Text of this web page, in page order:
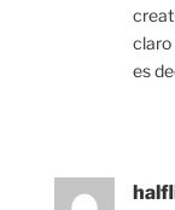
claro
es